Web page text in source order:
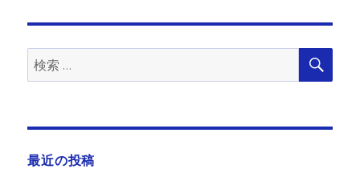
ン
検
索:
検
最近の投稿